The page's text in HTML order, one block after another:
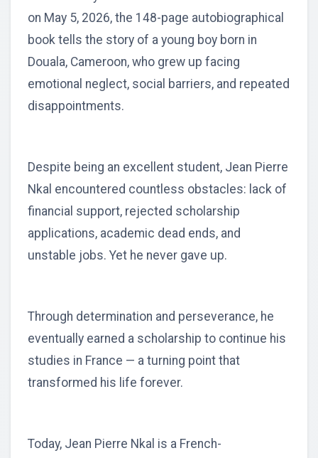
on May 5, 2026, the 148-page autobiographical
book tells the story of a young boy born in
Douala, Cameroon, who grew up facing
emotional neglect, social barriers, and repeated
disappointments.
Despite being an excellent student, Jean Pierre
Nkal encountered countless obstacles: lack of
financial support, rejected scholarship
applications, academic dead ends, and
unstable jobs. Yet he never gave up.
Through determination and perseverance, he
eventually earned a scholarship to continue his
studies in France — a turning point that
transformed his life forever.
Today, Jean Pierre Nkal is a French-